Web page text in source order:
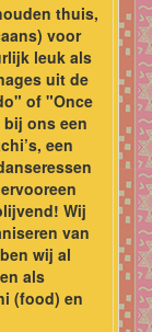
thuis,
voor
leuk als
uit de
of "Once
ons een
een
Wij
van
wij al
als
(food) en